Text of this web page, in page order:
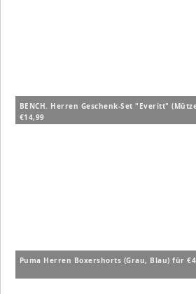
BENCH. Herren Geschenk-Set "Everitt"
€14,99
Puma Herren Boxershorts (Grau, Blau) für